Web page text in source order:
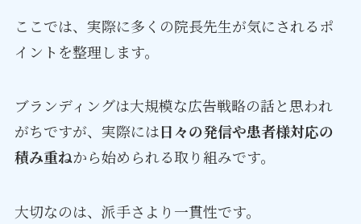
ここでは、実際に多くの院長先生が気にされるポ
イントを整理します。
ブランディングは大規模な広告戦略の話と思われ
がちですが、実際には日々の発信や患者様対応の
積み重ねから始められる取り組みです。
大切なのは、派手さより一貫性です。